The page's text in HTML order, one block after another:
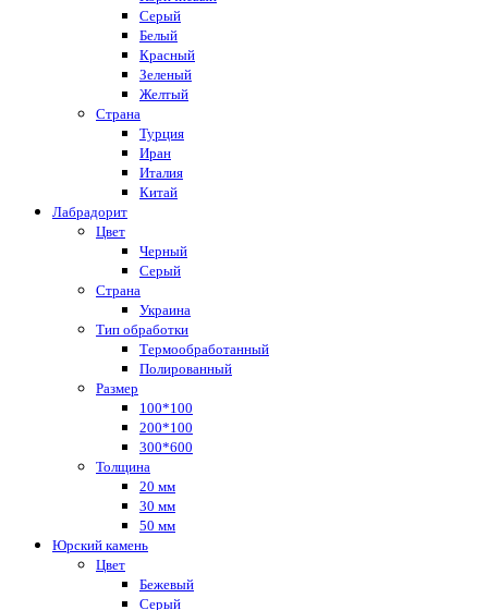
Серый
Белый
Красный
Зеленый
Желтый
Страна
Турция
Иран
Италия
Китай
Лабрадорит
Цвет
Черный
Серый
Страна
Украина
Тип обработки
Термообработанный
Полированный
Размер
100*100
200*100
300*600
Толщина
20 мм
30 мм
50 мм
Юрский камень
Цвет
Бежевый
Серый